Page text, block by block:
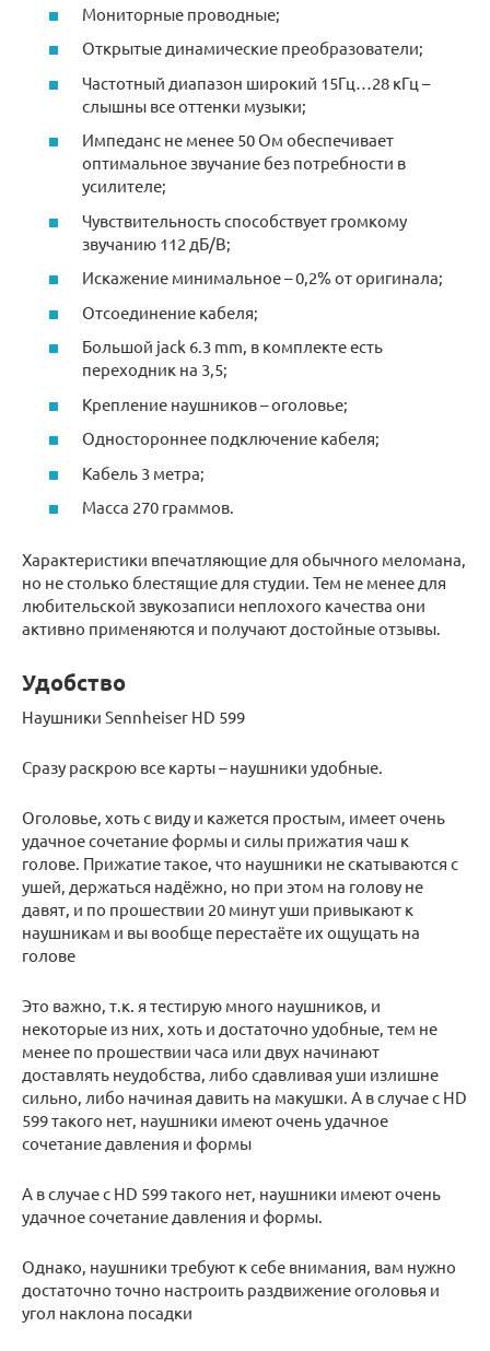
Мониторные проводные;
Открытые динамические преобразователи;
Частотный диапазон широкий 15Гц…28 кГц –
слышны все оттенки музыки;
Импеданс не менее 50 Ом обеспечивает
оптимальное звучание без потребности в
усилителе;
Чувствительность способствует громкому
звучанию 112 дБ/В;
Искажение минимальное – 0,2% от оригинала;
Отсоединение кабеля;
Большой jack 6.3 mm, в комплекте есть
переходник на 3,5;
Крепление наушников – оголовье;
Одностороннее подключение кабеля;
Кабель 3 метра;
Масса 270 граммов.
Характеристики впечатляющие для обычного меломана,
но не столько блестящие для студии. Тем не менее для
любительской звукозаписи неплохого качества они
активно применяются и получают достойные отзывы.
Удобство
Наушники Sennheiser HD 599
Сразу раскрою все карты – наушники удобные.
Оголовье, хоть с виду и кажется простым, имеет очень
удачное сочетание формы и силы прижатия чаш к
голове. Прижатие такое, что наушники не скатываются с
ушей, держаться надёжно, но при этом на голову не
давят, и по прошествии 20 минут уши привыкают к
наушникам и вы вообще перестаёте их ощущать на
голове
Это важно, т.к. я тестирую много наушников, и
некоторые из них, хоть и достаточно удобные, тем не
менее по прошествии часа или двух начинают
доставлять неудобства, либо сдавливая уши излишне
сильно, либо начиная давить на макушки. А в случае с HD
599 такого нет, наушники имеют очень удачное
сочетание давления и формы
А в случае с HD 599 такого нет, наушники имеют очень
удачное сочетание давления и формы.
Однако, наушники требуют к себе внимания, вам нужно
достаточно точно настроить раздвижение оголовья и
угол наклона посадки